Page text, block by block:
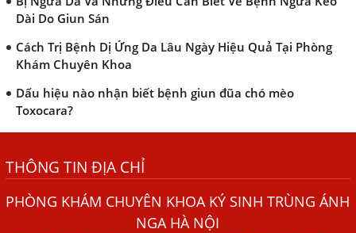
Dài Do Giun Sán
Cách Trị Bệnh Dị Ứng Da Lâu Ngày Hiệu Quả Tại Phòng
Khám Chuyên Khoa
Dấu hiệu nào nhận biết bệnh giun đũa chó mèo
Toxocara?
Bệnh Chàm Và Những Yếu Tố Liên Quan Đến Bệnh Giun
Sán
Dấu Hiệu Ngứa Da, Dị Ứng, Nổi Mề Đay Do Nhiễm Sán
THÔNG TIN ĐỊA CHỈ
PHÒNG KHÁM CHUYÊN KHOA KÝ SINH TRÙNG ÁNH
NGA HÀ NỘI